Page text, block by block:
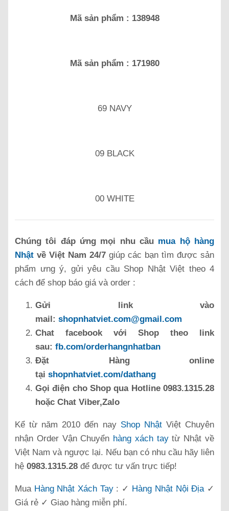
Mã sản phẩm : 138948
Mã sản phẩm : 171980
69 NAVY
09 BLACK
00 WHITE
Chúng tôi đáp ứng mọi nhu cầu mua hộ hàng
Nhật về Việt Nam 24/7 giúp các bạn tìm được sản
phẩm ưng ý, gửi yêu cầu Shop Nhật Việt theo 4
cách để shop báo giá và order :
Gửi link vào
mail: shopnhatviet.com@gmail.com
Chat facebook với Shop theo link
sau: fb.com/orderhangnhatban
Đặt Hàng online
tại shopnhatviet.com/dathang
Gọi điện cho Shop qua Hotline 0983.1315.28
hoặc Chat Viber,Zalo
Kể từ năm 2010 đến nay Shop NhậtViệt Chuyên
nhận Order Vận Chuyển hàng xách taytừ Nhật về
Việt Nam và ngược lại. Nếu bạn có nhu cầu hãy liên
hệ 0983.1315.28 để được tư vấn trực tiếp!
Mua Hàng Nhật Xách Tay: ✓ Hàng Nhật Nội Địa✓
Giá rẻ ✓ Giao hàng miễn phí.